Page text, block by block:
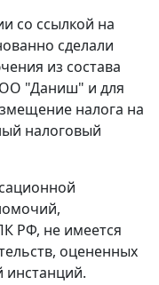
со ссылкой на
сделали
из состава
"Даниш" и для
налога на
налоговый
РФ, не имеется
оцененных
инстанций.